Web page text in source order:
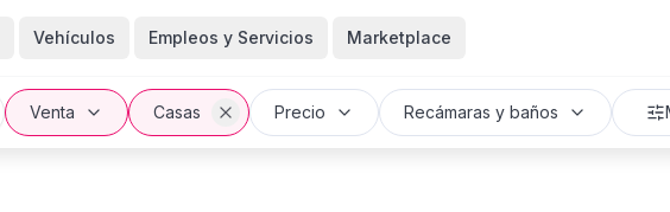
Vehículos Empleos y Servicios Marketplace
Venta Casas Precio Recámaras y baños